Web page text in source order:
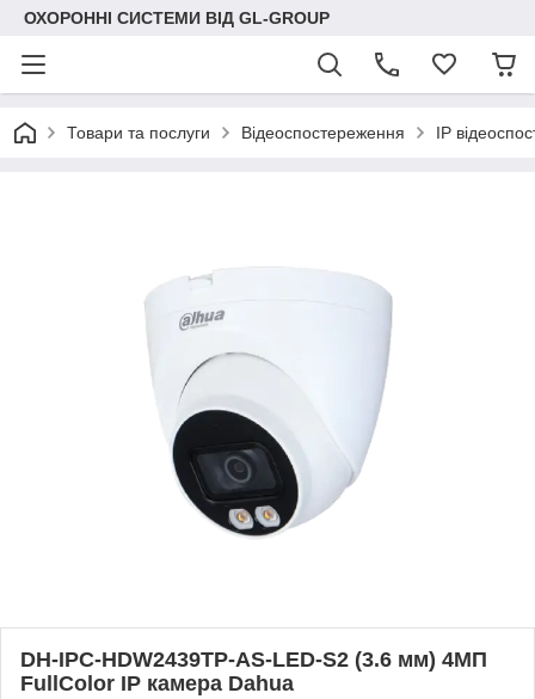
ОХОРОННІ СИСТЕМИ ВІД GL-GROUP
Товари та послуги Відеоспостереження IP
DH-IPC-HDW2439TP-AS-LED-S2 (3.6 мм) 4МП
FullColor IP камера Dahua